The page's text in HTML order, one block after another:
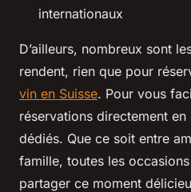
internationaux
D’ailleurs, nombreux sont
rendent, rien que pour
vin en Suisse. Pour vous
réservations directement
dédiés. Que ce soit entre
famille, toutes les
partager ce moment